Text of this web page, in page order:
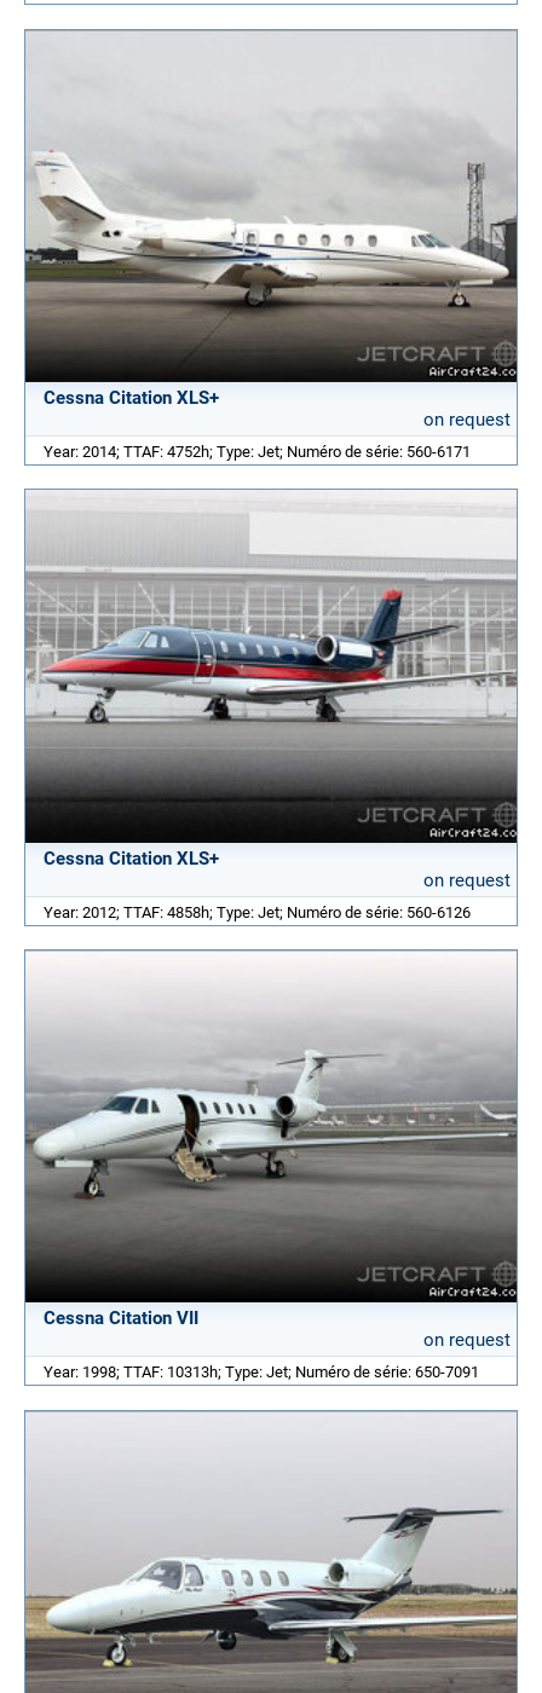
Cessna Citation XLS+
on request
Year: 2014; TTAF: 4752h; Type: Jet; Numéro de série: 560-6171
Cessna Citation XLS+
on request
Year: 2012; TTAF: 4858h; Type: Jet; Numéro de série: 560-6126
Cessna Citation VII
on request
Year: 1998; TTAF: 10313h; Type: Jet; Numéro de série: 650-7091